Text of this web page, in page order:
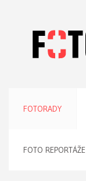
FOTORADY
FOTO REPORTÁŽE